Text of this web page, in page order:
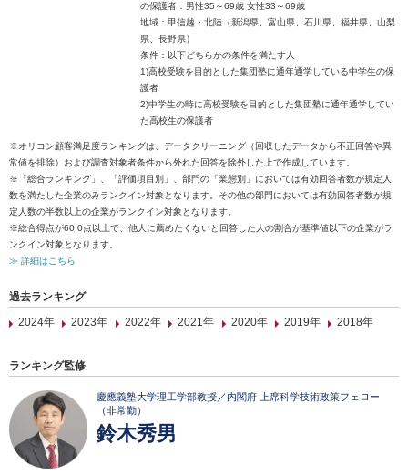
の保護者：男性35～69歳 女性33～69歳
地域：甲信越・北陸（新潟県、富山県、石川県、福井県、山梨
県、長野県）
条件：以下どちらかの条件を満たす人
1)高校受験を目的とした集団塾に通年通学している中学生の保
護者
2)中学生の時に高校受験を目的とした集団塾に通年通学してい
た高校生の保護者
※オリコン顧客満足度ランキングは、データクリーニング（回収したデータから不正回答や異
常値を排除）および調査対象者条件から外れた回答を除外した上で作成しています。
※「総合ランキング」、「評価項目別」、部門の「業態別」においては有効回答者数が規定人
数を満たした企業のみランクイン対象となります。その他の部門においては有効回答者数が規
定人数の半数以上の企業がランクイン対象となります。
※総合得点が60.0点以上で、他人に薦めたくないと回答した人の割合が基準値以下の企業がラ
ンクイン対象となります。
≫ 詳細はこちら
過去ランキング
2024年
2023年 2022年 2021年 2020年 2019年 2018年
ランキング監修
慶應義塾大学理工学部教授／内閣府 上席科学技術政策フェロー
（非常勤）
鈴木秀男